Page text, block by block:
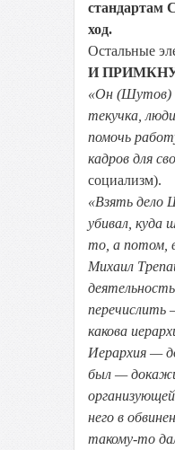
стандартам
ход.
Остальные
И
«Он (Шутов)
текучка,
помочь
кадров для
социализм).
«Взять дело
убивал, куда
то, а потом,
Михаил
перечислить
какова
Иерархия —
был —
него в
такому-то